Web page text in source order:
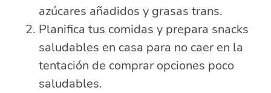
azúcares añadidos y grasas trans.
Planifica tus comidas y prepara snacks
saludables en casa para no caer en la
tentación de comprar opciones poco
saludables.